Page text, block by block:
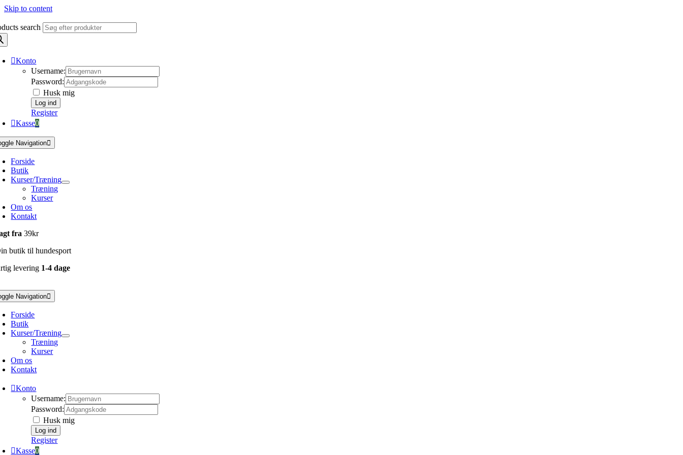
Skip to content
search
Konto
Username:
Password:
Husk mig
Register
Kasse0
Navigation
Forside
Butik
Kurser/Træning
Træning
Kurser
Om os
Kontakt
fra39kr
butik til hundesport
levering 1-4 dage
Navigation
Forside
Butik
Kurser/Træning
Træning
Kurser
Om os
Kontakt
Konto
Username:
Password:
Husk mig
Register
Kasse0